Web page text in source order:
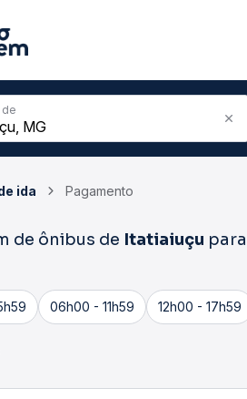
de
ida Pagamento
de ônibus de Itatiaiuçu para
06h00 - 11h59 12h00 - 17h59